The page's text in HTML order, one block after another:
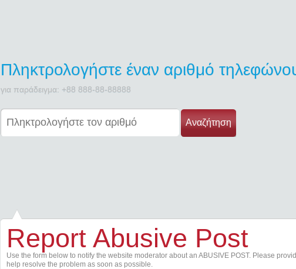
Πληκτρολογήστε έναν αριθμό
για παράδειγμα: +88 888-88-88888
Αναζήτηση
Report Abusive Post
Use the form below to notify the website moderator about an ABUSIVE POST. Please
help resolve the problem as soon as possible.